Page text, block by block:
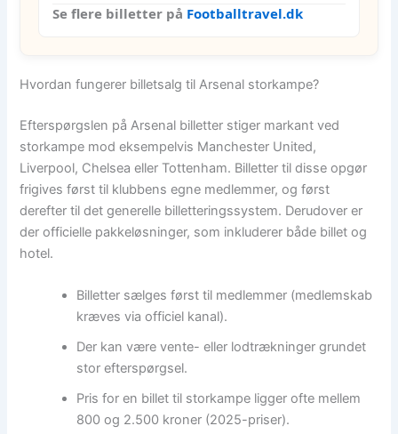
Se flere billetter på Footballtravel.dk
Hvordan fungerer billetsalg til Arsenal storkampe?
Efterspørgslen på Arsenal billetter stiger markant ved
storkampe mod eksempelvis Manchester United,
Liverpool, Chelsea eller Tottenham. Billetter til disse opgør
frigives først til klubbens egne medlemmer, og først
derefter til det generelle billetteringssystem. Derudover er
der officielle pakkeløsninger, som inkluderer både billet og
hotel.
Billetter sælges først til medlemmer (medlemskab
kræves via officiel kanal).
Der kan være vente- eller lodtrækninger grundet
stor efterspørgsel.
Pris for en billet til storkampe ligger ofte mellem
800 og 2.500 kroner (2025-priser).